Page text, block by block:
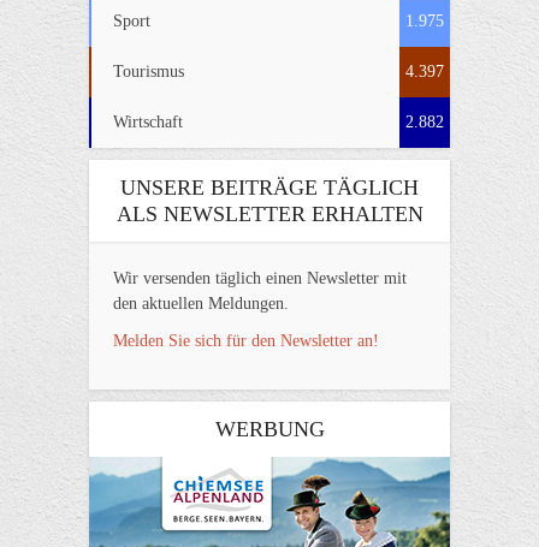
Sport 1.975
Tourismus 4.397
Wirtschaft 2.882
UNSERE BEITRÄGE TÄGLICH
ALS NEWSLETTER ERHALTEN
Wir versenden täglich einen Newsletter mit
den aktuellen Meldungen.
Melden Sie sich für den Newsletter an!
WERBUNG